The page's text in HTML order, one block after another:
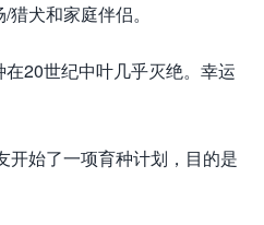
犬和家庭伴侣。
20世纪中叶几乎灭绝。幸运
开始了一项育种计划，目的是